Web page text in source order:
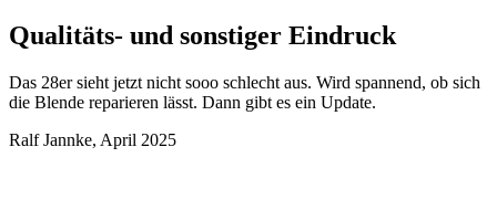
Qualitäts- und sonstiger Eindruck
Das 28er sieht jetzt nicht sooo schlecht aus. Wird spannend, ob sich
die Blende reparieren lässt. Dann gibt es ein Update.
Ralf Jannke, April 2025